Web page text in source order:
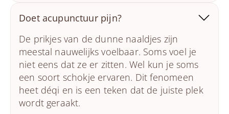
Doet acupunctuur pijn?
De prikjes van de dunne naaldjes zijn
meestal nauwelijks voelbaar. Soms voel je
niet eens dat ze er zitten. Wel kun je soms
een soort schokje ervaren. Dit fenomeen
heet déqi en is een teken dat de juiste plek
wordt geraakt.